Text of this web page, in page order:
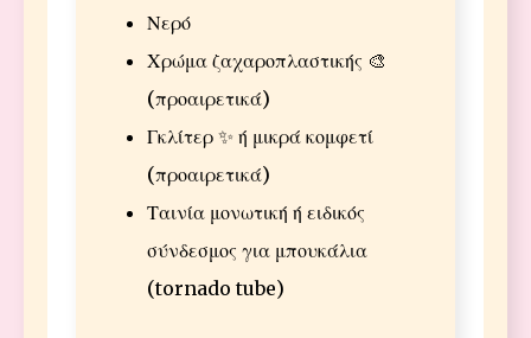
Νερό
Χρώμα ζαχαροπλαστικής 🎨
(προαιρετικά)
Γκλίτερ ✨ ή μικρά κομφετί
(προαιρετικά)
Ταινία μονωτική ή ειδικός
σύνδεσμος για μπουκάλια
(tornado tube)